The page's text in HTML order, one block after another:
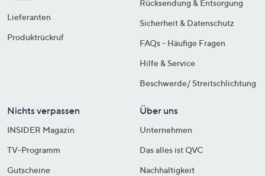
Lieferanten
Produktrückruf
Rücksendung & Entsorgung
Sicherheit & Datenschutz
FAQs - Häufige Fragen
Hilfe & Service
Beschwerde/ Streitschlichtung
Nichts verpassen
INSIDER Magazin
TV-Programm
Gutscheine
Über uns
Unternehmen
Das alles ist QVC
Nachhaltigkeit